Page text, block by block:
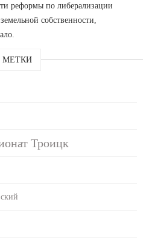
реформы по либерализации
собственности,
МЕТКИ
Троицк